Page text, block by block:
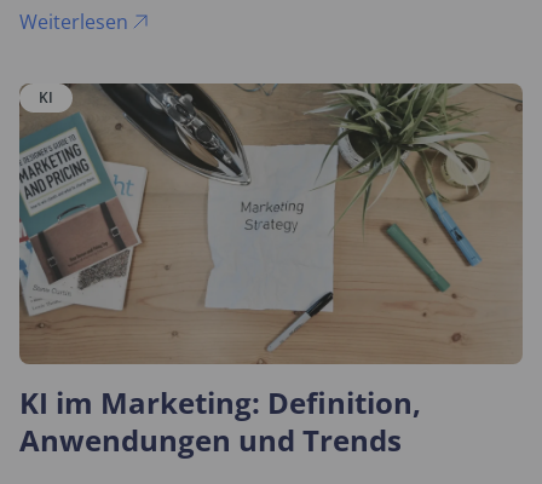
Weiterlesen
KI
KI im Marketing: Definition,
Anwendungen und Trends